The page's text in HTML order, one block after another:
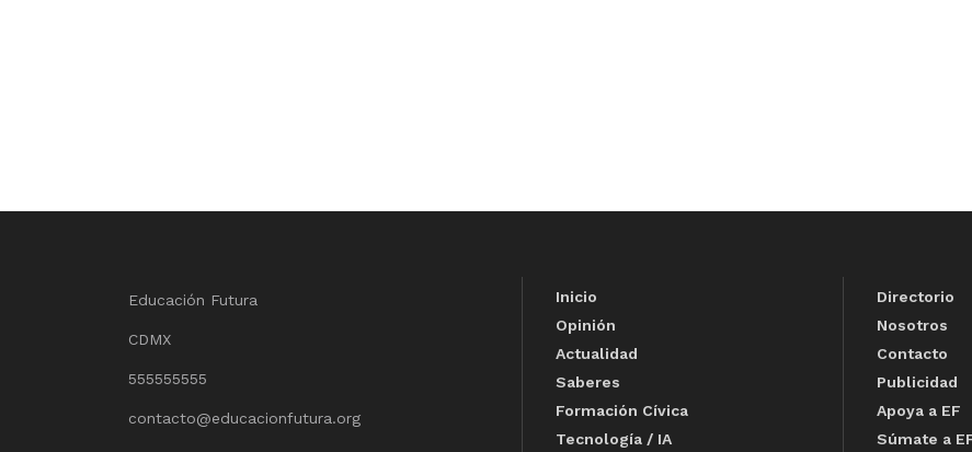
Educación Futura
CDMX
555555555
contacto@educacionfutura.org
Inicio
Opinión
Actualidad
Saberes
Formación Cívica
Tecnología / IA
Directorio
Nosotros
Contacto
Publicidad
Apoya a EF
Súmate a